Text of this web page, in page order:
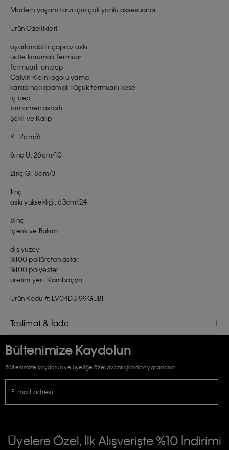
Modern yaşam tarzı için çok yönlü aksesuarlar
Ürün Özellikleri
ayarlanabilir çapraz askı
üstte korumalı fermuar
fermuarlı ön cep
Calvin Klein logolu yama
karabina kapamalı küçük fermuarlı kese
iç cep
tamamen astarlı
Şekil ve Kalıp
Y: 17cm/6
6inç U: 26cm/10
2inç G: 8cm/3
1inç
askı yüksekliği: 63cm/24
8inç
İçerik ve Bakım
dış yüzey:
%100 poliüretan astar:
%100 polyester
üretim yeri: Kamboçya
Ürün Kodu #: LV04D3199GUB1
Teslimat & İade
Bültenimize Kaydolun
Bültenimize kaydolun ve üyeliğe özel avantajlardan yararlanın.
E-mail adresi
E-Bülten
İŞLENMESİ HAKKINDA AÇIK RIZA VE ONAY METNİ
Üyelere Özel, İlk Alışverişte %10 İndirimi